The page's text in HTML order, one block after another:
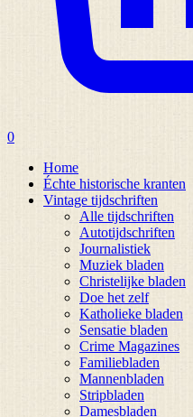
0
Home
Échte historische kranten
Vintage tijdschriften
Alle tijdschriften
Autotijdschriften
Journalistiek
Muziek bladen
Christelijke bladen
Doe het zelf
Katholieke bladen
Sensatie bladen
Crime Magazines
Familiebladen
Mannenbladen
Stripbladen
Damesbladen